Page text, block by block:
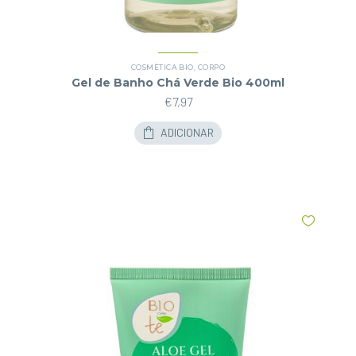
COSMÉTICA BIO, CORPO
Gel de Banho Chá Verde Bio 400ml
€7,97
ADICIONAR